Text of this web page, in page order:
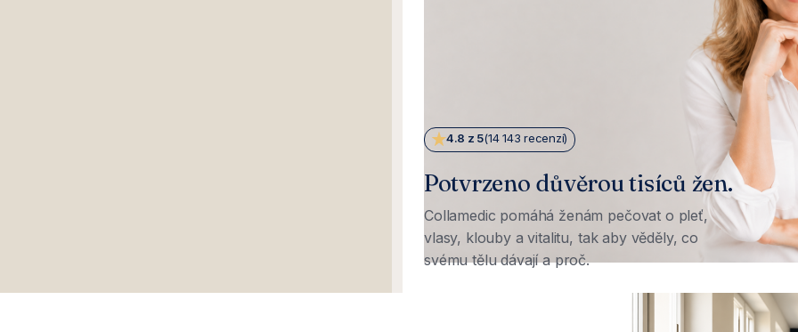
4.8 z 5(14 143 recenzí)
Potvrzeno důvěrou tisíců žen.
Collamedic pomáhá ženám pečovat o pleť,
vlasy, klouby a vitalitu, tak aby věděly, co
svému tělu dávají a proč.